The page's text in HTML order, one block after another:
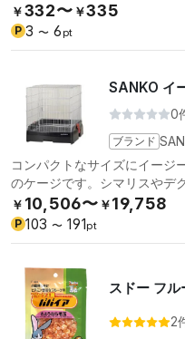
￥332〜 ￥335
P 3 〜 6 pt
SANKO イ
0
ブランド
コンパクトなサイズにイージ
のケージです。シマリスやデ
￥ 10,506〜 ￥19,758
P 103 〜 191pt
スドー フ
2